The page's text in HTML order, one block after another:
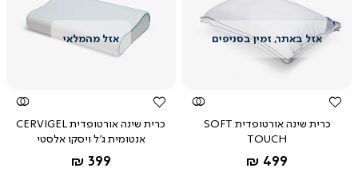
צפייה
כרית שינה אורטופדית SOFT
TOUCH
החל מ-
499 ₪
צפייה
כרית שינה אורטופדית CERVIGEL
אנטומית ג'ל ויסקו אלסטי
החל מ-
399 ₪